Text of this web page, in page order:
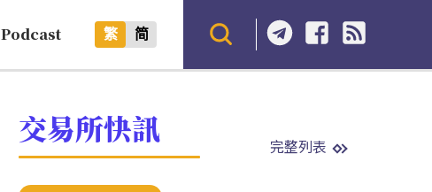
Podcast 繁 简
交易所快訊 完整列表